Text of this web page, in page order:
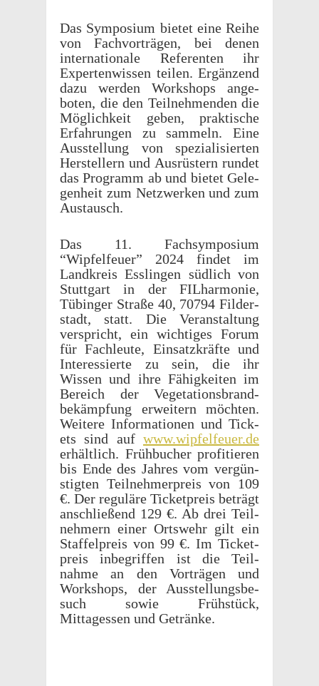
Das Sympo­sium bietet eine Reihe
von Fachvorträ­gen, bei denen
inter­na­tionale Refer­enten ihr
Experten­wis­sen teilen. Ergänzend
dazu werden Work­shops ange­
boten, die den Teil­nehmenden die
Möglichkeit geben, prak­tis­che
Erfahrun­gen zu sammeln. Eine
Ausstel­lung von spezial­isierten
Herstellern und Ausrüstern rundet
das Programm ab und bietet Gele­
gen­heit zum Netzw­erken und zum
Austausch.
Das 11. Fach­sym­po­sium
“Wipfelfeuer” 2024 findet im
Land­kreis Esslin­gen südlich von
Stuttgart in der FILhar­monie,
Tübinger Straße 40, 70794 Filder­
stadt, statt. Die Veranstal­tung
verspricht, ein wichtiges Forum
für Fach­leute, Einsatzkräfte und
Inter­essierte zu sein, die ihr
Wissen und ihre Fähigkeiten im
Bere­ich der Vege­ta­tions­brand­
bekämp­fung erweit­ern möchten.
Weit­ere Infor­ma­tio­nen und Tick­
ets sind auf www​.wipfelfeuer​.de
erhältlich. Früh­bucher prof­i­tieren
bis Ende des Jahres vom vergün­
stigten Teil­nehmer­preis von 109
€. Der reguläre Tick­et­preis beträgt
anschließend 129 €. Ab drei Teil­
nehmern einer Ortswehr gilt ein
Staffel­preis von 99 €. Im Tick­et­
preis inbe­grif­fen ist die Teil­
nahme an den Vorträ­gen und
Work­shops, der Ausstel­lungs­be­
such sowie Früh­stück,
Mittagessen und Getränke.